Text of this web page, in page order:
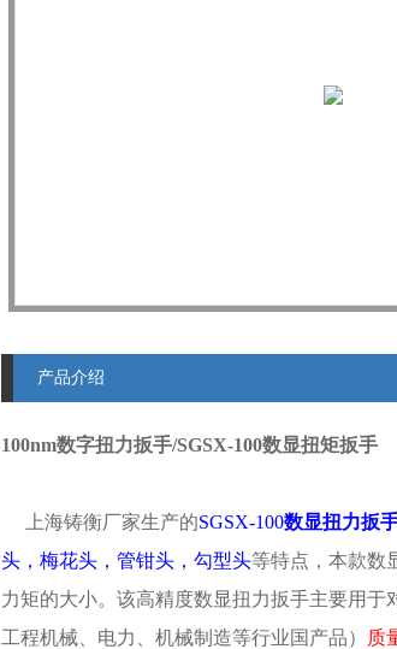
产品介绍
100nm数字扭力扳手/SGSX-100数显扭矩扳手
上海铸衡厂家生产的SGSX-100数显扭力扳
头，梅花头，管钳头，勾型头等特点，本款数
力矩的大小。该高精度数显扭力扳手主要用于
工程机械、电力、机械制造等行业国产品）
质